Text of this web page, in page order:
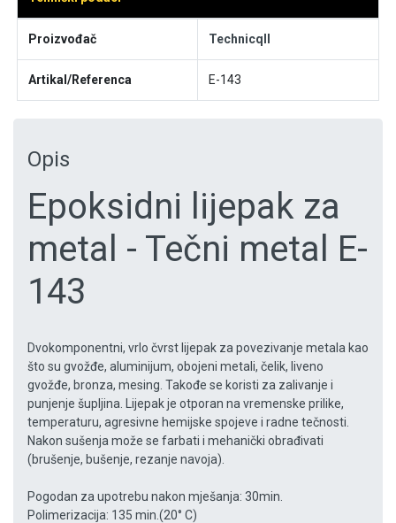
Proizvođač Technicqll
Artikal/Referenca E-143
Opis
Epoksidni lijepak za
metal - Tečni metal E-
143
Dvokomponentni, vrlo čvrst lijepak za povezivanje metala kao
što su gvožđe, aluminijum, obojeni metali, čelik, liveno
gvožđe, bronza, mesing. Takođe se koristi za zalivanje i
punjenje šupljina. Lijepak je otporan na vremenske prilike,
temperaturu, agresivne hemijske spojeve i radne tečnosti.
Nakon sušenja može se farbati i mehanički obrađivati
(brušenje, bušenje, rezanje navoja).
Pogodan za upotrebu nakon mješanja: 30min.
Polimerizacija: 135 min.(20° C)